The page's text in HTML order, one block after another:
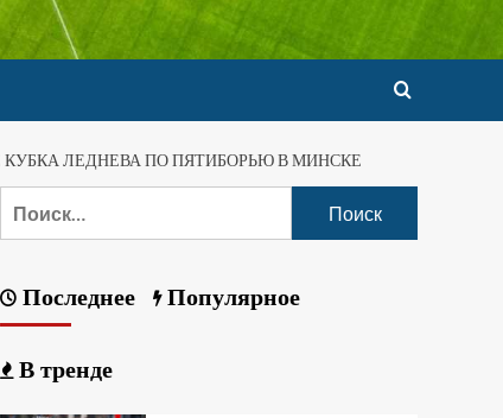
ЛЕДНЕВА ПО ПЯТИБОРЬЮ В МИНСКЕ
Последнее Популярное
В тренде